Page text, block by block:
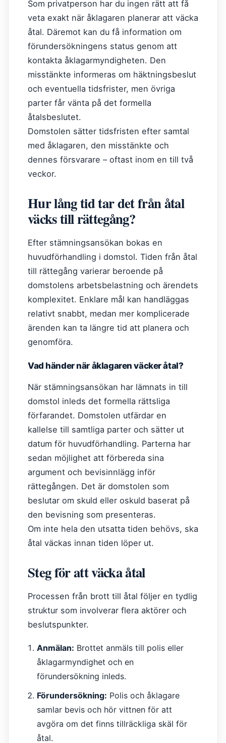
Som privatperson har du ingen rätt att få
veta exakt när åklagaren planerar att väcka
åtal. Däremot kan du få information om
förundersökningens status genom att
kontakta åklagarmyndigheten. Den
misstänkte informeras om häktningsbeslut
och eventuella tidsfrister, men övriga
parter får vänta på det formella
åtalsbeslutet.
Domstolen sätter tidsfristen efter samtal
med åklagaren, den misstänkte och
dennes försvarare – oftast inom en till två
veckor.
Hur lång tid tar det från åtal
väcks till rättegång?
Efter stämningsansökan bokas en
huvudförhandling i domstol. Tiden från åtal
till rättegång varierar beroende på
domstolens arbetsbelastning och ärendets
komplexitet. Enklare mål kan handläggas
relativt snabbt, medan mer komplicerade
ärenden kan ta längre tid att planera och
genomföra.
Vad händer när åklagaren väcker åtal?
När stämningsansökan har lämnats in till
domstol inleds det formella rättsliga
förfarandet. Domstolen utfärdar en
kallelse till samtliga parter och sätter ut
datum för huvudförhandling. Parterna har
sedan möjlighet att förbereda sina
argument och bevisinnlägg inför
rättegången. Det är domstolen som
beslutar om skuld eller oskuld baserat på
den bevisning som presenteras.
Om inte hela den utsatta tiden behövs, ska
åtal väckas innan tiden löper ut.
Steg för att väcka åtal
Processen från brott till åtal följer en tydlig
struktur som involverar flera aktörer och
beslutspunkter.
Anmälan: Brottet anmäls till polis eller
åklagarmyndighet och en
förundersökning inleds.
Förundersökning: Polis och åklagare
samlar bevis och hör vittnen för att
avgöra om det finns tillräckliga skäl för
åtal.